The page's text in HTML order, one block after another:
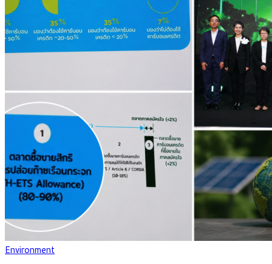
Environment